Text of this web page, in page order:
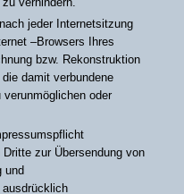
jeder Internetsitzung
–Browsers Ihres
bzw. Rekonstruktion
damit verbundene
oder
zur Übersendung von
und
ausdrücklich